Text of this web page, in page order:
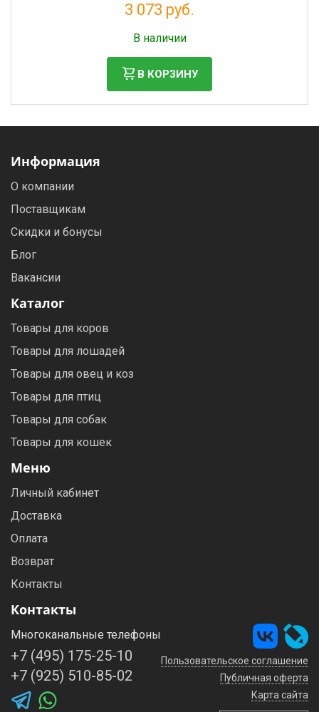
3 073 руб.
В наличии
В КОРЗИНУ
Информация
О компании
Поставщикам
Скидки и бонусы
Блог
Вакансии
Каталог
Товары для коров
Товары для лошадей
Товары для овец и коз
Товары для птиц
Товары для собак
Товары для кошек
Меню
Личный кабинет
Доставка
Оплата
Возврат
Контакты
Контакты
Многоканальные телефоны
+7 (495) 175-25-10
+7 (925) 510-85-02
Пользовательское соглашение
Публичная оферта
Карта сайта